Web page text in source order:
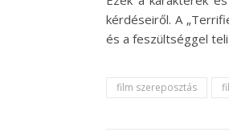
kérdéseiről. A
és a feszültséggel
film szereposztás